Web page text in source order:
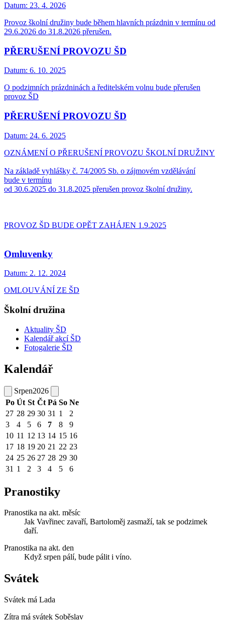
Datum: 23. 4. 2026
Provoz školní družiny bude během hlavních prázdnin v termínu od
29.6.2026 do 31.8.2026 přerušen.
PŘERUŠENÍ PROVOZU ŠD
Datum: 6. 10. 2025
O podzimních prázdninách a ředitelském volnu bude přerušen
provoz ŠD
PŘERUŠENÍ PROVOZU ŠD
Datum: 24. 6. 2025
OZNÁMENÍ O PŘERUŠENÍ PROVOZU ŠKOLNÍ DRUŽINY
Na základě vyhlášky č. 74/2005 Sb. o zájmovém vzdělávání
bude v termínu
od 30.6.2025 do 31.8.2025 přerušen provoz školní družiny.
PROVOZ ŠD BUDE OPĚT ZAHÁJEN 1.9.2025
Omluvenky
Datum: 2. 12. 2024
OMLOUVÁNÍ ZE ŠD
Školní družina
Aktuality ŠD
Kalendář akcí ŠD
Fotogalerie ŠD
Kalendář
Srpen2026
Po Út St Čt Pá So Ne
27 28 29 30 31 1
2
3
4 5 6 7 8
9
10 11 12 13 14 15 16
17 18 19 20 21 22 23
24 25 26 27 28 29 30
31 1 2 3 4 5 6
Pranostiky
Pranostika na akt. měsíc
Jak Vavřinec zavaří, Bartoloměj zasmaží, tak se podzimek
daří.
Pranostika na akt. den
Když srpen pálí, bude pálit i víno.
Svátek
Svátek má Lada
Zítra má svátek Soběslav